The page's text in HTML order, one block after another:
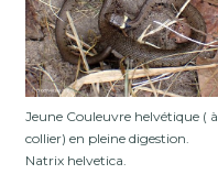
Jeune Couleuvre helvétique ( à
collier) en pleine digestion.
Natrix helvetica.